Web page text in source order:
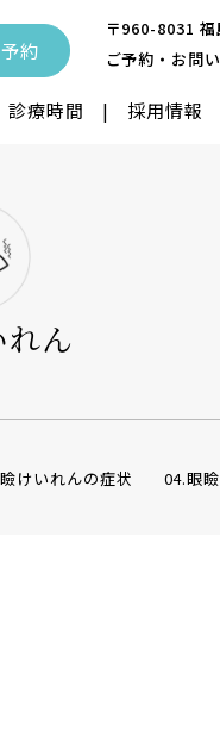
約
〒960-8031
ご予約・お問
眼瞼内反症
診療時間 採用情報
ん
けいれんの症状 04.眼